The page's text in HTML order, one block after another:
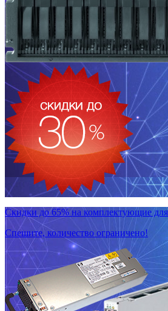
Скидки до 65% на комплектующие
Спешите, количество ограничено!